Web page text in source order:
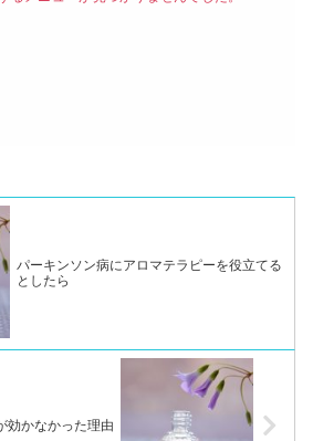
パーキンソン病にアロマテラピーを役立てる
としたら
効かなかった理由